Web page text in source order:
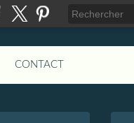
CONTACT